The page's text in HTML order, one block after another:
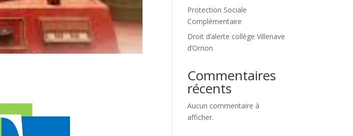
Protection Sociale
Complémentaire
Droit d’alerte collège Villenave
d’Ornon
Commentaires
récents
Aucun commentaire à
afficher.